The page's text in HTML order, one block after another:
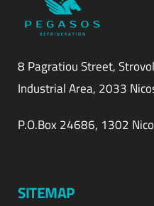
8 Pagratiou Street,
Industrial Area, 2033
P.O.Box 24686, 1302
SITEMAP